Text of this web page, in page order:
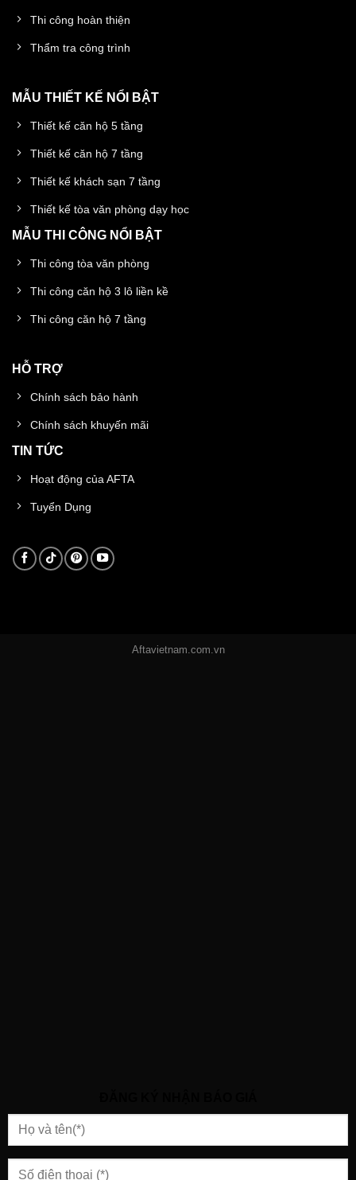
Thi công hoàn thiện
Thẩm tra công trình
MẪU THIẾT KẾ NỔI BẬT
Thiết kế căn hộ 5 tầng
Thiết kế căn hộ 7 tầng
Thiết kế khách sạn 7 tầng
Thiết kế tòa văn phòng dạy học
MẪU THI CÔNG NỔI BẬT
Thi công tòa văn phòng
Thi công căn hộ 3 lô liền kề
Thi công căn hộ 7 tầng
HỖ TRỢ
Chính sách bảo hành
Chính sách khuyến mãi
TIN TỨC
Hoạt động của AFTA
Tuyển Dụng
Aftavietnam.com.vn